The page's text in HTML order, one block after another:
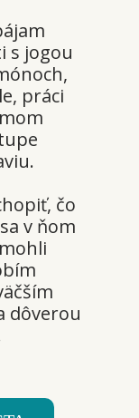
s jogou
práci
čo
v ňom
dôverou